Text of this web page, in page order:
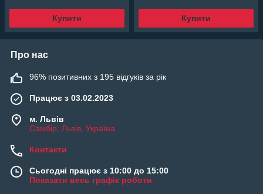
Купити Купити
Про нас
96% позитивних з 195 відгуків за рік
Працює з 03.02.2023
м. Львів
Самбір, Львів, Україна
Контакти
Сьогодні працює з 10:00 до 15:00
Показати весь графік роботи